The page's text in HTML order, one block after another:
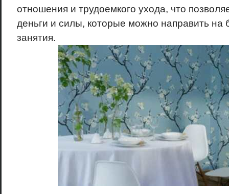
отношения и трудоемкого ухода, что
деньги и силы, которые можно направить на
занятия.